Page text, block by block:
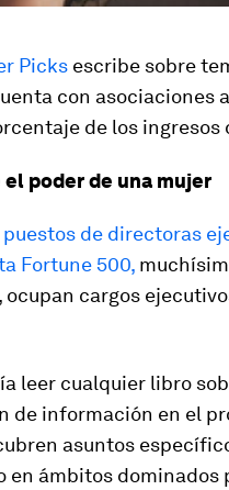
Picks escribe sobre
con asociaciones
de los ingresos
poder de una mujer
de directoras
Fortune 500,
cargos
leer cualquier libro
de información en el
asuntos
en ámbitos dominados